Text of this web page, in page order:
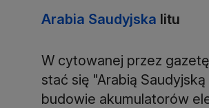
Arabia Saudyjska litu
W cytowanej przez
stać się "Arabią
budowie akumulatorów